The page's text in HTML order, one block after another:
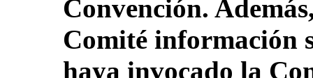
Convención.
Comité información
haya invocado la